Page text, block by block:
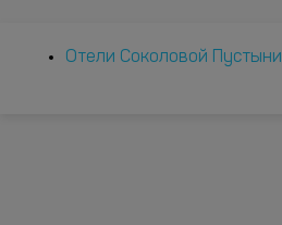
Отели Соколовой Пустыни